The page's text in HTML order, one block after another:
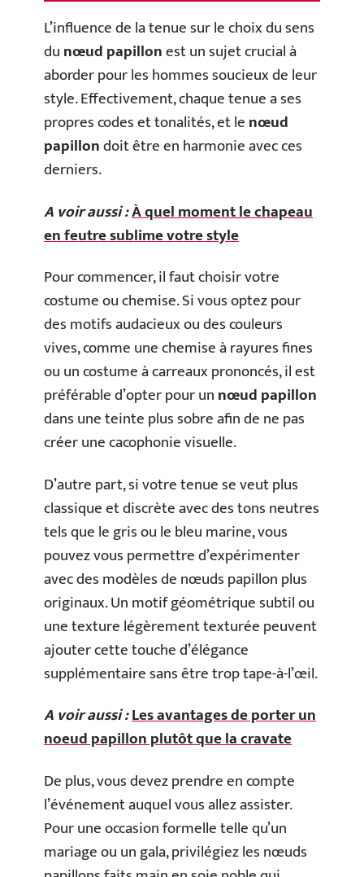
L’influence de la tenue sur le choix du sens
dunœud papillonest un sujet crucial à
aborder pour les hommes soucieux de leur
style. Effectivement, chaque tenue a ses
propres codes et tonalités, et lenœud
papillondoit être en harmonie avec ces
derniers.
A voir aussi :À quel moment le chapeau
en feutre sublime votre style
Pour commencer, il faut choisir votre
costume ou chemise. Si vous optez pour
des motifs audacieux ou des couleurs
vives, comme une chemise à rayures fines
ou un costume à carreaux prononcés, il est
préférable d’opter pour unnœud papillon
dans une teinte plus sobre afin de ne pas
créer une cacophonie visuelle.
D’autre part, si votre tenue se veut plus
classique et discrète avec des tons neutres
tels que le gris ou le bleu marine, vous
pouvez vous permettre d’expérimenter
avec des modèles de nœuds papillon plus
originaux. Un motif géométrique subtil ou
une texture légèrement texturée peuvent
ajouter cette touche d’élégance
supplémentaire sans être trop tape-à-l’œil.
A voir aussi :Les avantages de porter un
noeud papillon plutôt que la cravate
De plus, vous devez prendre en compte
l’événement auquel vous allez assister.
Pour une occasion formelle telle qu’un
mariage ou un gala, privilégiez les nœuds